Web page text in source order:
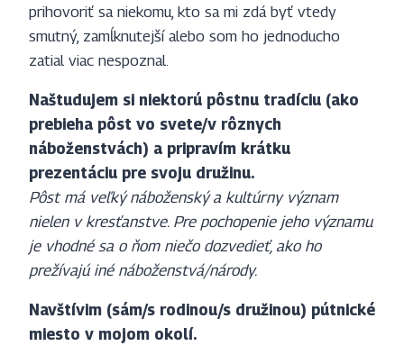
prihovoriť sa niekomu, kto sa mi zdá byť vtedy
smutný, zamĺknutejší alebo som ho jednoducho
zatial viac nespoznal.
Naštudujem si niektorú pôstnu tradíciu (ako
prebieha pôst vo svete/v rôznych
náboženstvách) a pripravím krátku
prezentáciu pre svoju družinu.
Pôst má veľký náboženský a kultúrny význam
nielen v kresťanstve. Pre pochopenie jeho významu
je vhodné sa o ňom niečo dozvedieť, ako ho
prežívajú iné náboženstvá/národy.
Navštívim (sám/s rodinou/s družinou) pútnické
miesto v mojom okolí.